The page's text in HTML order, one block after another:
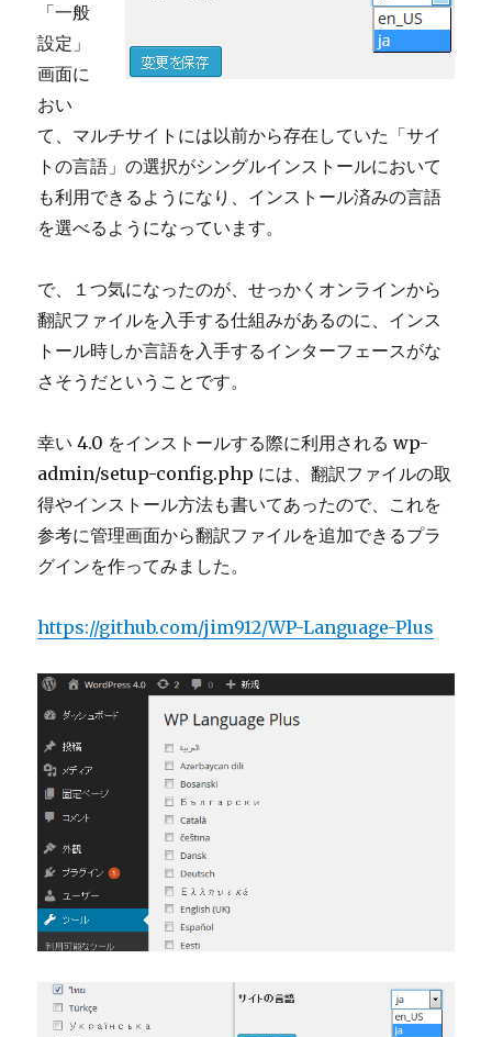
「一般
設定」
画面に
おい
て、マルチサイトには以前から存在していた「サイ
トの言語」の選択がシングルインストールにおいて
も利用できるようになり、インストール済みの言語
を選べるようになっています。
で、１つ気になったのが、せっかくオンラインから
翻訳ファイルを入手する仕組みがあるのに、インス
トール時しか言語を入手するインターフェースがな
さそうだということです。
幸い 4.0 をインストールする際に利用される wp-
admin/setup-config.php には、翻訳ファイルの取
得やインストール方法も書いてあったので、これを
参考に管理画面から翻訳ファイルを追加できるプラ
グインを作ってみました。
https://github.com/jim912/WP-Language-Plus